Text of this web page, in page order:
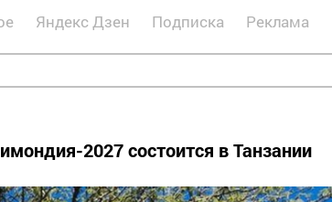
Яндекс Дзен Подписка Реклама
2027 состоится в Танзании